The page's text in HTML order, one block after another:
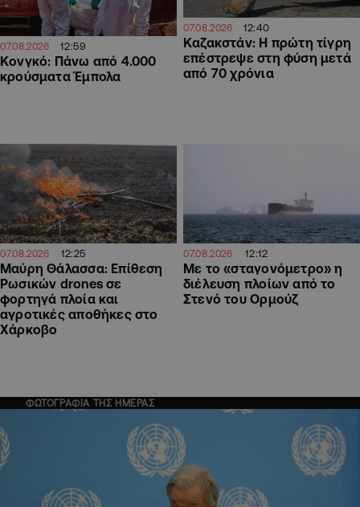
07.08.2026 12:59
Κονγκό: Πάνω από 4.000
κρούσματα Έμπολα
07.08.2026 12:40
Καζακστάν: Η πρώτη τίγρη
επέστρεψε στη φύση μετά
από 70 χρόνια
07.08.2026 12:25
Μαύρη Θάλασσα: Επίθεση
Ρωσικών drones σε
φορτηγά πλοία και
αγροτικές αποθήκες στο
Χάρκοβο
07.08.2026 12:12
Με το «σταγονόμετρο» η
διέλευση πλοίων από το
Στενό του Ορμούζ
ΦΩΤΟΓΡΑΦΙΑ ΤΗΣ ΗΜΕΡΑΣ